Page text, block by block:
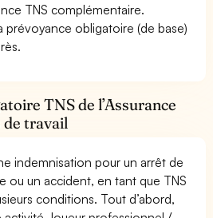
TNS complémentaire.
prévoyance obligatoire (de base)
TNS de l’Assurance
de travail
indemnisation pour un arrêt de
ou un accident, en tant que TNS
conditions. Tout d’abord,